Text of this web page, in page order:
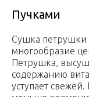
Пучками
Сушка петрушки
многообразие
Петрушка,
содержанию
уступает